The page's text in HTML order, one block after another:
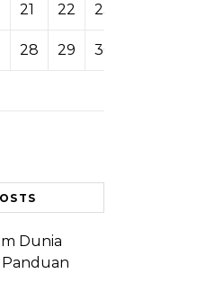
21 22 23
28 29 30
Dunia